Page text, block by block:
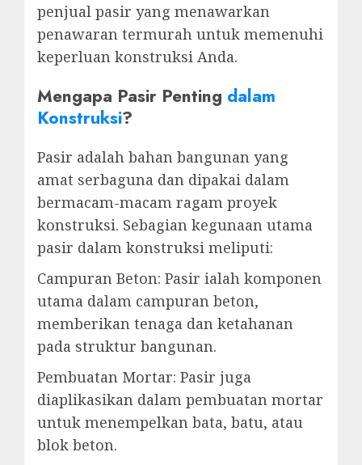
penjual pasir yang menawarkan
penawaran termurah untuk memenuhi
keperluan konstruksi Anda.
Mengapa Pasir Penting dalam
Konstruksi?
Pasir adalah bahan bangunan yang
amat serbaguna dan dipakai dalam
bermacam-macam ragam proyek
konstruksi. Sebagian kegunaan utama
pasir dalam konstruksi meliputi:
Campuran Beton: Pasir ialah komponen
utama dalam campuran beton,
memberikan tenaga dan ketahanan
pada struktur bangunan.
Pembuatan Mortar: Pasir juga
diaplikasikan dalam pembuatan mortar
untuk menempelkan bata, batu, atau
blok beton.